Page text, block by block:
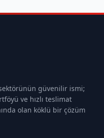
güvenilir ismi;
ve hızlı teslimat
olan köklü bir çözüm